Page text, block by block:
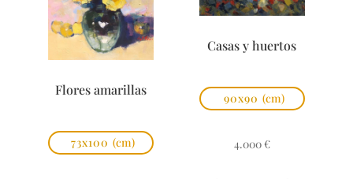
Flores amarillas
73x100 (cm)
Casas y huertos
90x90 (cm)
4.000 €